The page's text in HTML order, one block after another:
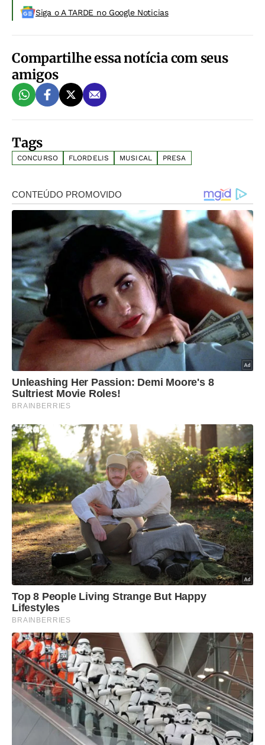
Siga o A TARDE no Google Noticias
Compartilhe essa notícia com seus
amigos
Tags
CONCURSO FLORDELIS MUSICAL PRESA